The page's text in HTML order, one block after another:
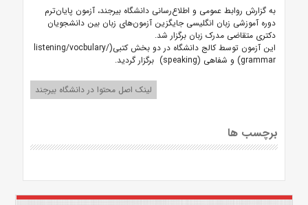
به گزارش روابط عمومی و اطلاع‌رسانی دانشگاه بیرجند، آزمون پایان‌ترم
دوره آموزشی زبان انگلیسی جایگزین آزمون‌های زبان بین دانشجویان
دکتری متقاضی مدرک زبان برگزار شد.
این آزمون توسط کالج دانشگاه در دو بخش کتبی(listening/vocbulary/
grammar) و شفاهی (speaking) برگزار گردید.
لینک اصل محتوا در دانشگاه بیرجند
برچسب ها